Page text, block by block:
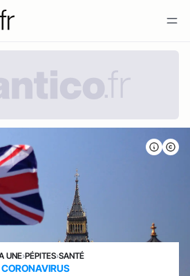
UNE›PÉPITES›SANTÉ
CORONAVIRUS